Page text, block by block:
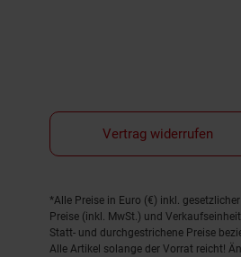
Vertrag widerrufen
Fußnoten
*Alle Preise in Euro (€) inkl.
Preise (inkl. MwSt.) und
Statt- und durchgestrichene Preise
Alle Artikel solange der Vorrat reicht!